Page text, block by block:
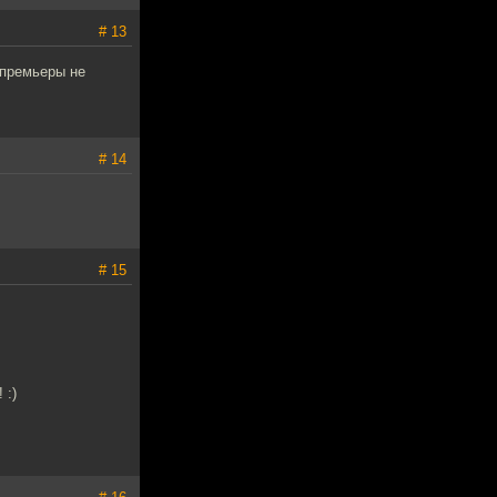
# 13
не
# 14
# 15
:)